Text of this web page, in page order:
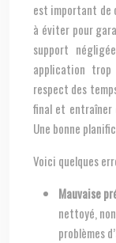
est important de
à éviter pour
support
application
respect des
final et entraîner
Une bonne
Voici quelques
Mauvaise
nettoyé,
problèmes